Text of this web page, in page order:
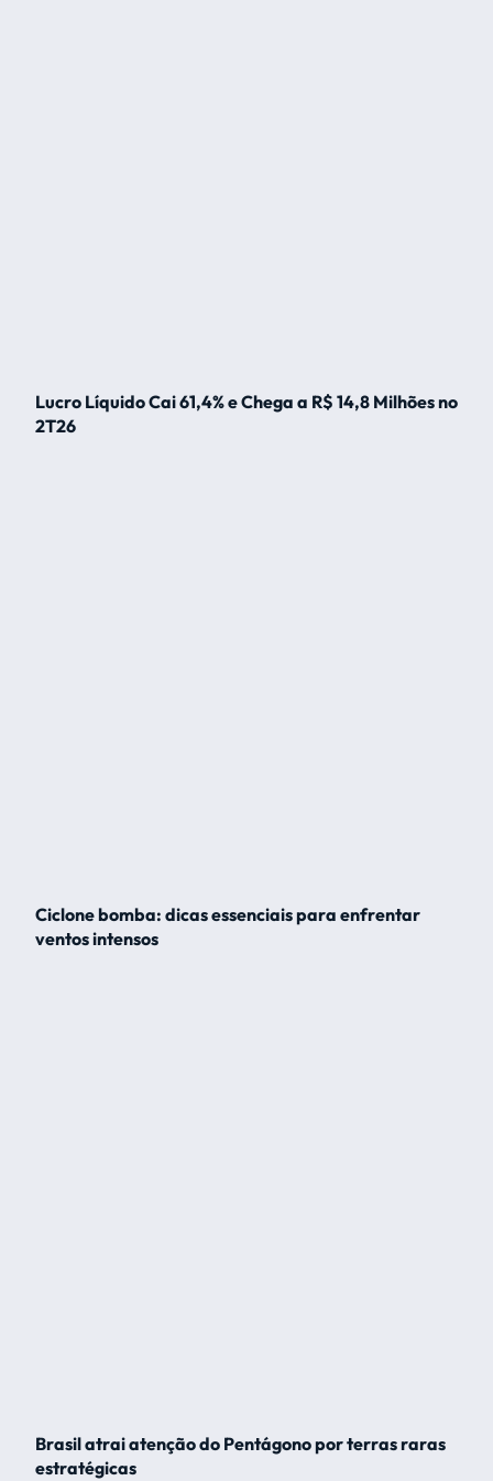
Lucro Líquido Cai 61,4% e Chega a R$ 14,8 Milhões no
2T26
Ciclone bomba: dicas essenciais para enfrentar
ventos intensos
Brasil atrai atenção do Pentágono por terras raras
estratégicas